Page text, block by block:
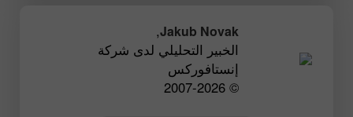
Jakub Novak
,
الخبير التحليلي لدى شركة
إنستافوركس
© 2007-2026